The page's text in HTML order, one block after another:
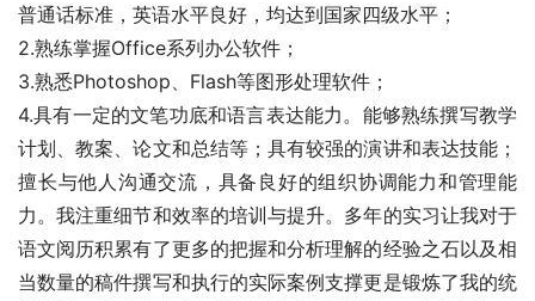
普通话标准，英语水平良好，均达到国家四级水平；
2.熟练掌握Office系列办公软件；
3.熟悉Photoshop、Flash等图形处理软件；
4.具有一定的文笔功底和语言表达能力。能够熟练撰写教学
计划、教案、论文和总结等；具有较强的演讲和表达技能；
擅长与他人沟通交流，具备良好的组织协调能力和管理能
力。我注重细节和效率的培训与提升。多年的实习让我对于
语文阅历积累有了更多的把握和分析理解的经验之石以及相
当数量的稿件撰写和执行的实际案例支撑更是锻炼了我的统